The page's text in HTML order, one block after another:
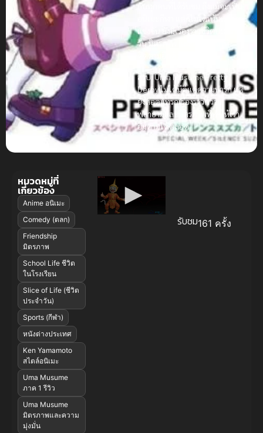
กับทุกคนที่ได้รับชม ถึงแม้จะเป็น
อนิเมะกีฬา แต่ก็ไม่ได้เน้นแค่การ
แข่งขัน ยังมีเรื่องราวชีวิตประจำ
วัน มิตรภาพ และความฝันให้
สรุป: Uma Musume Pretty
Derby ไม่ได้มีดีแค่ความน่ารัก แต่
ยังสอดแทรกเรื่องราวความ
พยายามและมิตรภาพที่ทำให้เรา
ยิ้มตามได้ตลอด
รับชม161 ครั้ง
หมวดหมู่ที่
เกี่ยวข้อง
Anime อนิเมะ
Comedy (ตลก)
Friendship
มิตรภาพ
School Life ชีวิต
ในโรงเรียน
Slice of Life (ชีวิต
ประจำวัน)
Sports (กีฬา)
หนังต่างประเทศ
Ken Yamamoto
สไตล์อนิเมะ
Uma Musume
ภาค 1 รีวิว
Uma Musume
มิตรภาพและความ
มุ่งมั่น